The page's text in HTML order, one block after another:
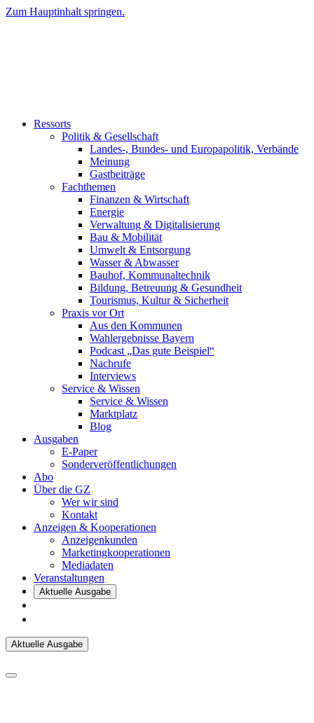
Zum Hauptinhalt springen.
Ressorts
Politik & Gesellschaft
Landes-, Bundes- und Europapolitik, Verbände
Meinung
Gastbeiträge
Fachthemen
Finanzen & Wirtschaft
Energie
Verwaltung & Digitalisierung
Bau & Mobilität
Umwelt & Entsorgung
Wasser & Abwasser
Bauhof, Kommunaltechnik
Bildung, Betreuung & Gesundheit
Tourismus, Kultur & Sicherheit
Praxis vor Ort
Aus den Kommunen
Wahlergebnisse Bayern
Podcast „Das gute Beispiel“
Nachrufe
Interviews
Service & Wissen
Service & Wissen
Marktplatz
Blog
Ausgaben
E-Paper
Sonderveröffentlichungen
Abo
Über die GZ
Wer wir sind
Kontakt
Anzeigen & Kooperationen
Anzeigenkunden
Marketingkooperationen
Mediadaten
Veranstaltungen
Aktuelle Ausgabe
Aktuelle Ausgabe